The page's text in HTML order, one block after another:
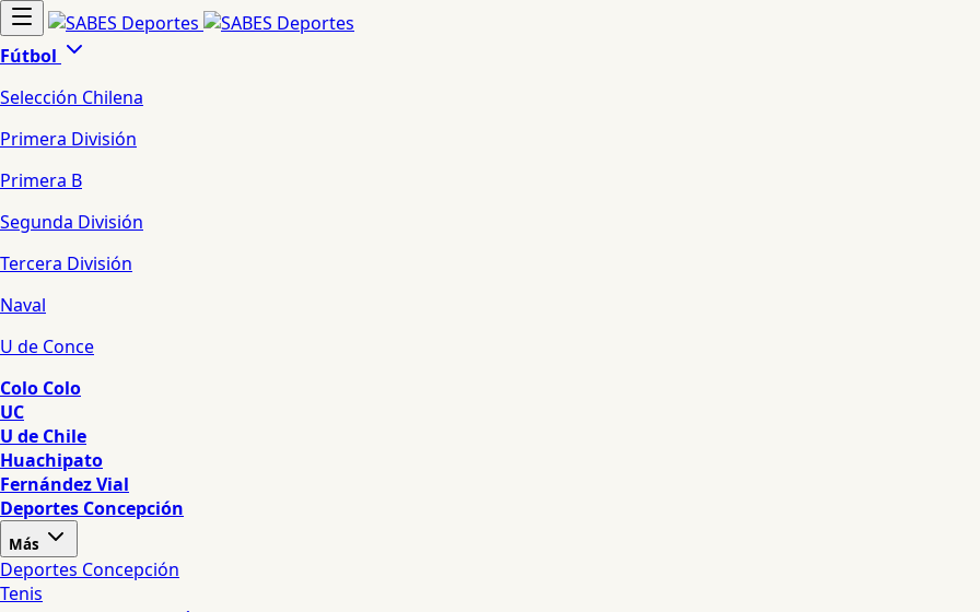
Fútbol
Selección Chilena
Primera División
Primera B
Segunda División
Tercera División
Naval
U de Conce
Colo Colo
UC
U de Chile
Huachipato
Fernández Vial
Deportes Concepción
Más
Deportes Concepción
Tenis